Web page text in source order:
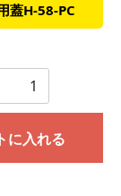
蓋H-58-PC
に入れる